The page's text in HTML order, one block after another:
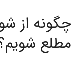
چگونه از
مطلع